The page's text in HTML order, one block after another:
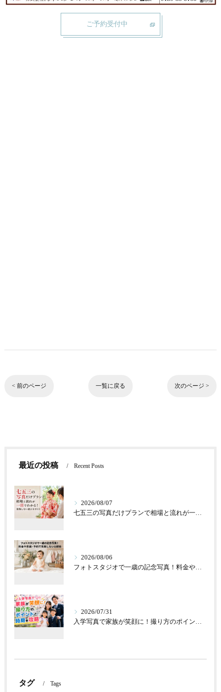
ご予約受付中
< 前のページ 一覧に戻る 次のページ >
最近の投稿 Recent Posts
2026/08/07
七五三の写真だけプランで相場と流れが一目でわかる！後悔しない選び方ガイド
2026/08/06
フォトスタジオで一歳の記念写真！料金や衣装・予約で失敗しない比較術
2026/07/31
タグ Tags